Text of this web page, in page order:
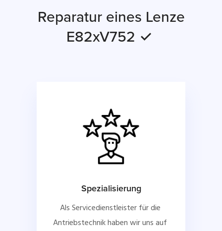
Reparatur eines Lenze
E82xV752 ✓
Spezialisierung
Als Servicedienstleister für die
Antriebstechnik haben wir uns auf